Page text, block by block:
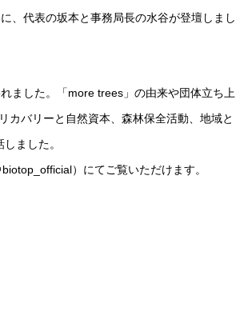
、代表の坂本と事務局長の水谷が登壇しまし
ました。「more trees」の由来や団体立ち上
カバリーと自然資本、森林保全活動、地域と
ました。
）にてご覧いただけます。